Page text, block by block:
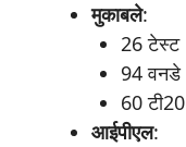
मुकाबले:
26 टेस्ट
94 वनडे
60 टी20
आईपीएल: